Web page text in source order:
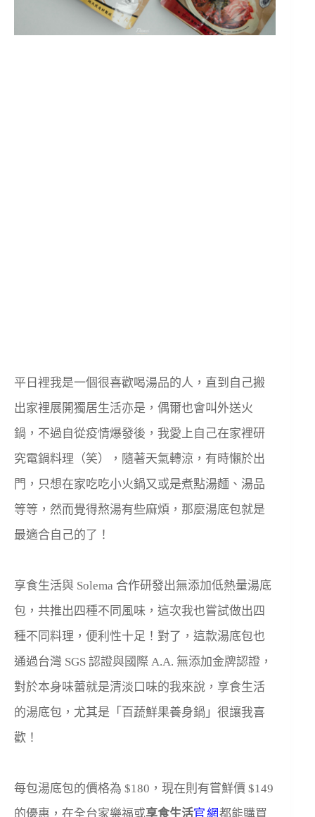
平日裡我是一個很喜歡喝湯品的人，直到自己搬
出家裡展開獨居生活亦是，偶爾也會叫外送火
鍋，不過自從疫情爆發後，我愛上自己在家裡研
究電鍋料理（笑），隨著天氣轉涼，有時懶於出
門，只想在家吃吃小火鍋又或是煮點湯麵、湯品
等等，然而覺得熬湯有些麻煩，那麼湯底包就是
最適合自己的了！
享食生活與 Solema 合作研發出無添加低熱量湯底
包，共推出四種不同風味，這次我也嘗試做出四
種不同料理，便利性十足！對了，這款湯底包也
通過台灣 SGS 認證與國際 A.A. 無添加金牌認證，
對於本身味蕾就是清淡口味的我來說，享食生活
的湯底包，尤其是「百蔬鮮果養身鍋」很讓我喜
歡！
每包湯底包的價格為 $180，現在則有嘗鮮價 $149
的優惠，在全台家樂福或享食生活官網都能購買